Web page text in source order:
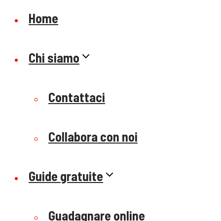
Home
Chi siamo
Contattaci
Collabora con noi
Guide gratuite
Guadagnare online